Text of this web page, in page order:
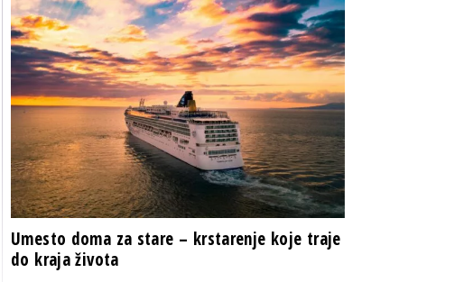
Umesto doma za stare – krstarenje koje traje
do kraja života